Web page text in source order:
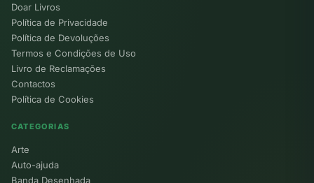
Doar Livros
Política de Privacidade
Política de Devoluções
Termos e Condições de Uso
Livro de Reclamações
Contactos
Política de Cookies
CATEGORIAS
Arte
Auto-ajuda
Banda Desenhada